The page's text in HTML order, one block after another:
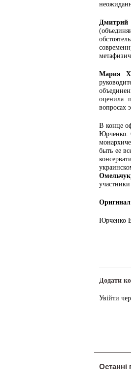
Дмитрий
Мария
оценила
вопросах
В конце
Юрченко.
быть ее
Юрченко
Додати
Увійти
Останні